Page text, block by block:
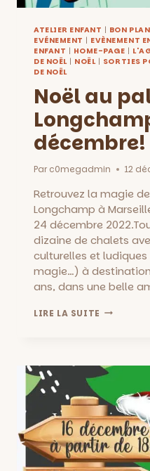
ATELIER ENFANT | BON PLAN
EVÉNEMENT | EVÈNEMENT
ENFANT | HOME-PAGE |
DE NOËL| NOËL| SORTIES
DE NOËL
Noël au
décembre!
Par c0megadmin 12
Retrouvez la magie
Longchamp à
24 décembre
dizaine de chalets
culturelles et
magie…) à
ans, dans une belle
LIRE LA SUITE NOËL
17
24
DÉCEMBRE!